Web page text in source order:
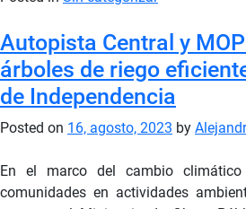
Autopista Central y
árboles de riego
de Independencia
Posted on 16, agosto, 2023 by
En el marco del cambio
comunidades en actividades